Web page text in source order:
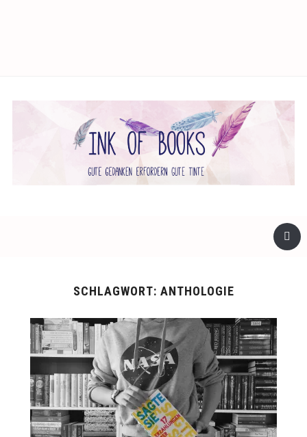
SCHLAGWORT: ANTHOLOGIE